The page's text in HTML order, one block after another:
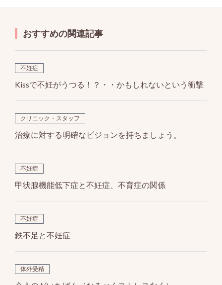
b
o
o
k
おすすめの関連記事
不妊症
Kissで不妊がうつる！？・・かもしれないという衝撃
クリニック・スタッフ
治療に対する明確なビジョンを持ちましょう。
不妊症
甲状腺機能低下症と不妊症、不育症の関係
不妊症
鉄不足と不妊症
体外受精